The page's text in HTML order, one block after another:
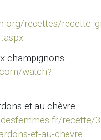
recettes/
champignons:
watch?
et au chèvre:
recette/
et-au-chevre